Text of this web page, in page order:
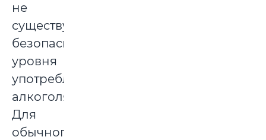
не
существует
безопасного
уровня
употребления
алкоголя.
Для
обычного